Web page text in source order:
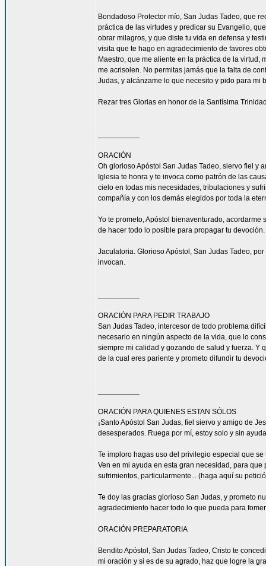
Bondadoso Protector mío, San Judas Tadeo, que
práctica de las virtudes y predicar su Evangelio,
obrar milagros, y que diste tu vida en defensa y
visita que te hago en agradecimiento de favores
Maestro, que me aliente en la práctica de la
me acrisolen. No permitas jamás que la falta de
Judas, y alcánzame lo que necesito y pido para mi
Rezar tres Glorias en honor de la Santísima
ORACIÓN
Oh glorioso Apóstol San Judas Tadeo, siervo fiel y
Iglesia te honra y te invoca como patrón de las
cielo en todas mis necesidades, tribulaciones y
compañía y con los demás elegidos por toda la
Yo te prometo, Apóstol bienaventurado,
de hacer todo lo posible para propagar tu devoción.
Jaculatoria. Glorioso Apóstol, San Judas Tadeo,
invocan.
ORACIÓN PARA PEDIR TRABAJO
San Judas Tadeo, intercesor de todo problema
necesario en ningún aspecto de la vida, que lo
siempre mi calidad y gozando de salud y fuerza. Y
de la cual eres pariente y prometo difundir tu
ORACIÓN PARA QUIENES ESTAN SÓLOS
¡Santo Apóstol San Judas, fiel siervo y amigo de
desesperados. Ruega por mí, estoy solo y sin
Te imploro hagas uso del privilegio especial que
Ven en mi ayuda en esta gran necesidad, para
sufrimientos, particularmente... (haga aquí su
Te doy las gracias glorioso San Judas, y prometo
agradecimiento hacer todo lo que pueda para
ORACIÓN PREPARATORIA
Bendito Apóstol, San Judas Tadeo, Cristo te
mi oración y si es de su agrado, haz que logre la